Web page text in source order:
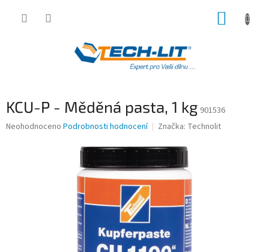
KCU-P - Měděná pasta, 1 kg 901536
Průměrné
Neohodnoceno Podrobnosti hodnocení Značka: Technolit